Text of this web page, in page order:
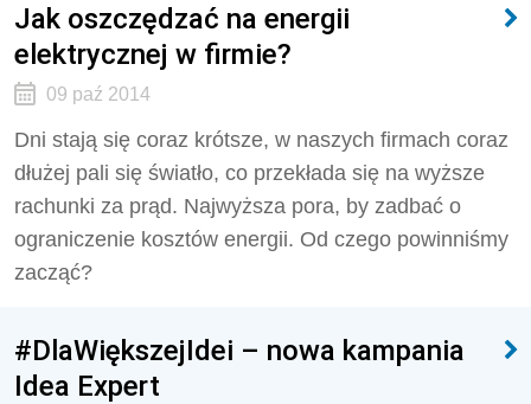
Jak oszczędzać na energii
elektrycznej w firmie?
09 paź 2014
Dni stają się coraz krótsze, w naszych firmach coraz
dłużej pali się światło, co przekłada się na wyższe
rachunki za prąd. Najwyższa pora, by zadbać o
ograniczenie kosztów energii. Od czego powinniśmy
zacząć?
#DlaWiększejIdei – nowa kampania
Idea Expert